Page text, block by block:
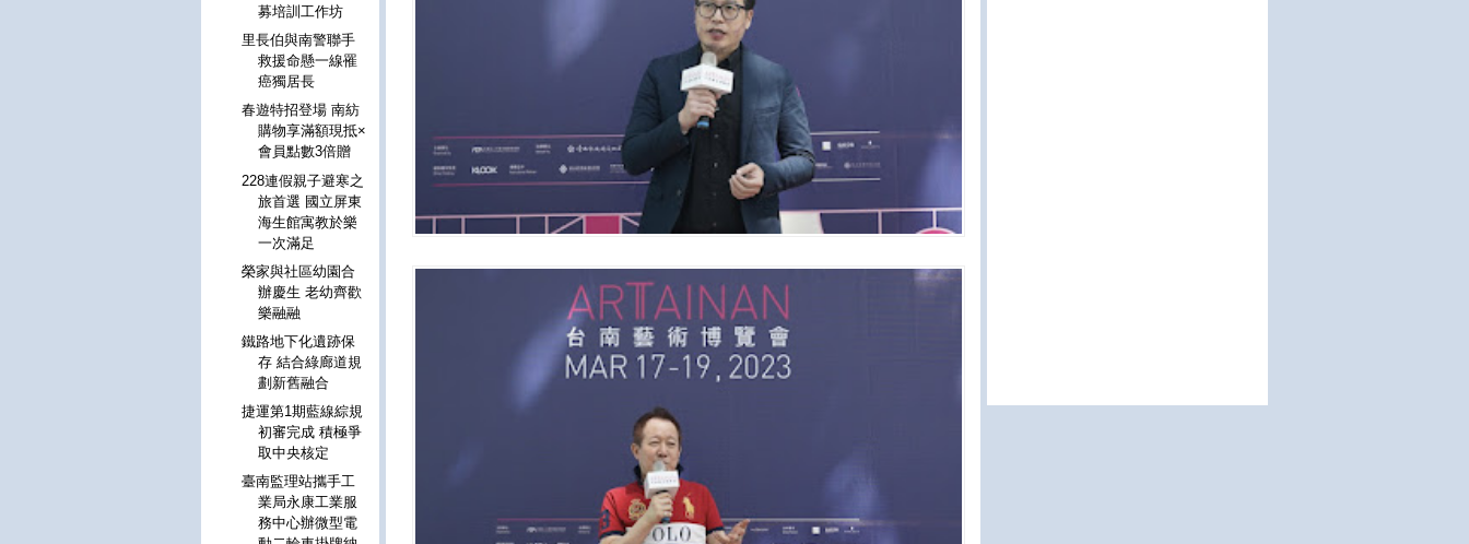
募培訓工作坊
里長伯與南警聯手
救援命懸一線罹
癌獨居長
春遊特招登場 南紡
購物享滿額現抵×
會員點數3倍贈
228連假親子避寒之
旅首選 國立屏東
海生館寓教於樂
一次滿足
榮家與社區幼園合
辦慶生 老幼齊歡
樂融融
鐵路地下化遺跡保
存 結合綠廊道規
劃新舊融合
捷運第1期藍線綜規
初審完成 積極爭
取中央核定
臺南監理站攜手工
業局永康工業服
務中心辦微型電